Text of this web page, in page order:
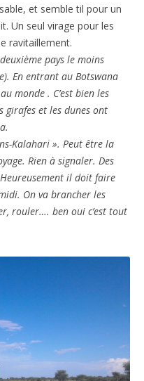
et semble til pour un
Un seul virage pour les
ravitaillement.
pays le moins
En entrant au Botswana
monde . C’est bien les
girafes et les dunes ont
Kalahari ». Peut être la
Rien à signaler. Des
il doit faire
On va brancher les
rouler…. ben oui c’est tout